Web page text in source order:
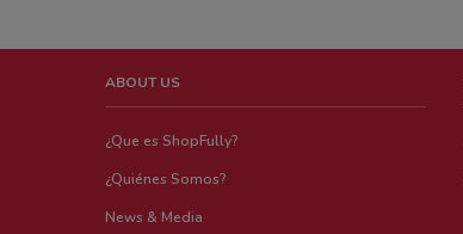
ABOUT US
¿Que es ShopFully?
¿Quiénes Somos?
News & Media